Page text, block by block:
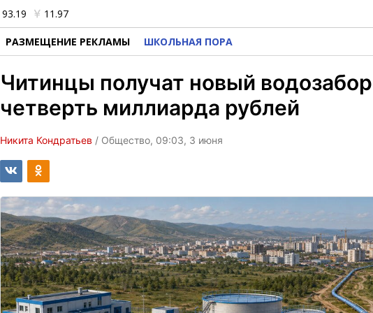
93.19 11.97
РАЗМЕЩЕНИЕ РЕКЛАМЫ ШКОЛЬНАЯ ПОРА
Читинцы получат новый
четверть миллиарда рублей
Никита Кондратьев / Общество, 09:03, 3 июня